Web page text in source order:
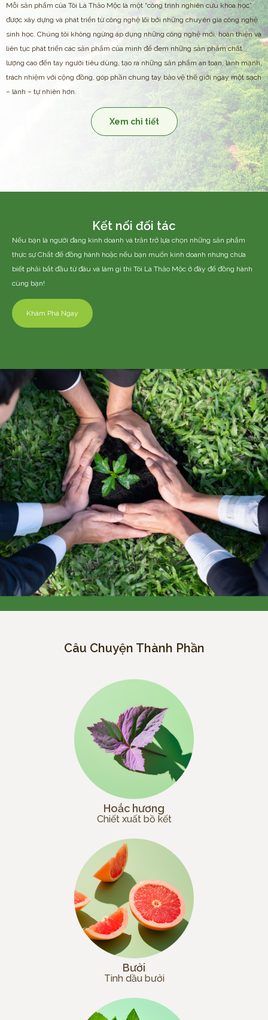
Mỗi sản phẩm của Tôi Là Thảo Mộc là một “công trình nghiên cứu khoa học”
được xây dựng và phát triển từ công nghệ lõi bởi những chuyên gia công nghệ
sinh học. Chúng tôi không ngừng áp dụng những công nghệ mới, hoàn thiện và
liên tục phát triển các sản phẩm của mình để đem những sản phẩm chất
lượng cao đến tay người tiêu dùng, tạo ra những sản phẩm an toàn, lành mạnh,
trách nhiệm với cộng đồng, góp phần chung tay bảo vệ thế giới ngày một sạch
– lành – tự nhiên hơn.
Xem chi tiết
Kết nối đối tác
Nếu bạn là người đang kinh doanh và trăn trở lựa chọn những sản phẩm
thực sự Chất để đồng hành hoặc nếu bạn muốn kinh doanh nhưng chưa
biết phải bắt đầu từ đâu và làm gì thì Tôi Là Thảo Mộc ở đây để đồng hành
cùng bạn!
Khám Phá Ngay
Câu Chuyện Thành Phần
Hoắc hương
Chiết xuất bồ kết
Bưởi
Tinh dầu bưởi